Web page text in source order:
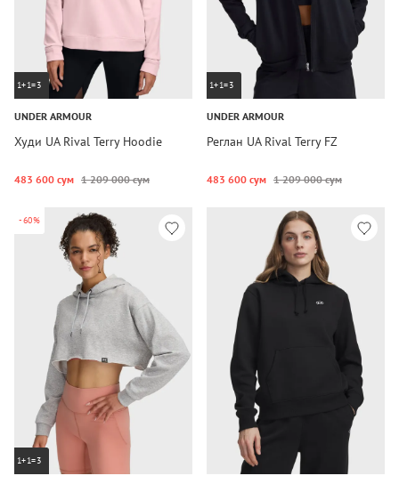
1+1=3
UNDER ARMOUR
Худи UA Rival Terry Hoodie
483 600 сум 1 209 000 сум
1+1=3
UNDER ARMOUR
Реглан UA Rival Terry FZ
483 600 сум 1 209 000 сум
-60%
1+1=3